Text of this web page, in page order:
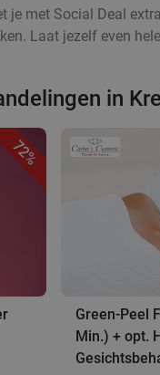
je met Social Deal
Laat jezelf even
in
72%
Green-Peel
Min.) + opt.